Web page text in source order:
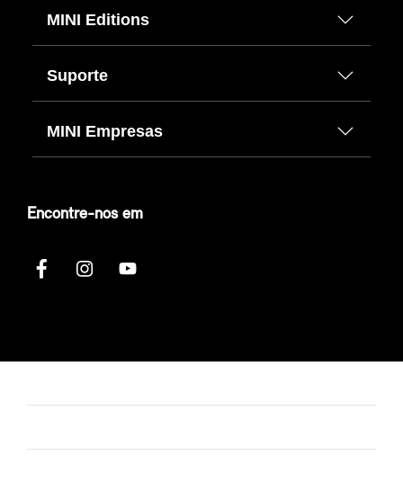
MINI Editions
Suporte
MINI Empresas
Encontre-nos em